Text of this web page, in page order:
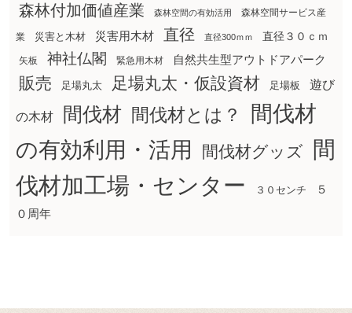
森林付加価値産業 森林空間の有効活用 森林空間サービス産
業 災害と木材 災害用木材 直径 直径300ｍｍ 直径３０ｃｍ
矢板 神社仏閣 緊急用木材 自然共生型アウトドアパーク
販売 足場丸太 足場丸太・仮設資材 足場板 遊び
の木材 間伐材 間伐材とは？
間伐材
の有効利用・活用
間伐材グッズ
間
伐材加工場・センター
３０センチ
５
０周年